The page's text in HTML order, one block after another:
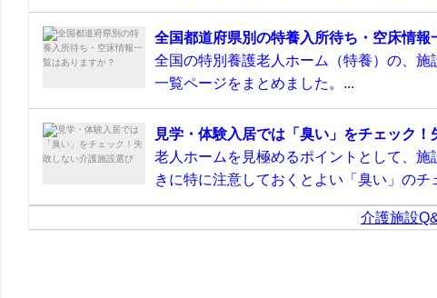
全国都道府県別の特養入所待ち・空床情報
全国の特別養護老人ホーム（特養）の、
一覧ページをまとめました。...
見学・体験入居では「臭い」をチェック
老人ホームを見極めるポイントとして、
きに特に注意しておくとよい「臭い」のチ
介護施設